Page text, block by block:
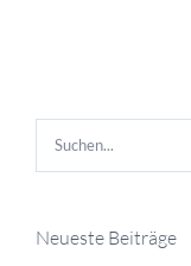
Suche
nach:
Neueste Beiträge